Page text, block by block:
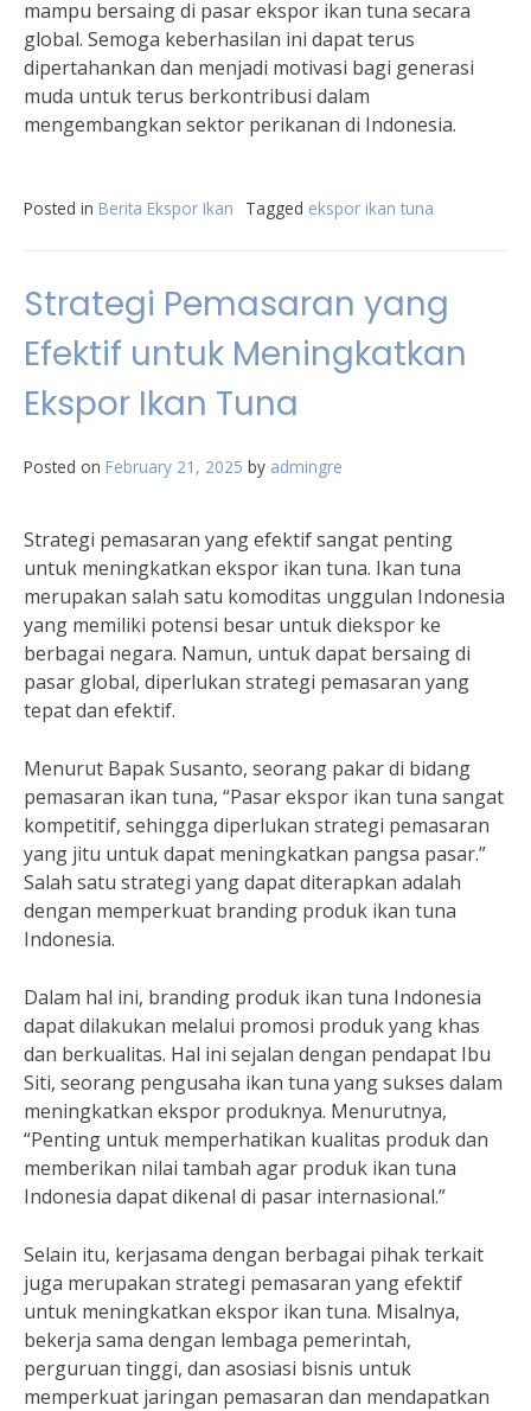
mampu bersaing di pasar ekspor ikan tuna secara
global. Semoga keberhasilan ini dapat terus
dipertahankan dan menjadi motivasi bagi generasi
muda untuk terus berkontribusi dalam
mengembangkan sektor perikanan di Indonesia.
Posted in Berita Ekspor Ikan Tagged ekspor ikan tuna
Strategi Pemasaran yang
Efektif untuk Meningkatkan
Ekspor Ikan Tuna
Posted on February 21, 2025 by admingre
Strategi pemasaran yang efektif sangat penting
untuk meningkatkan ekspor ikan tuna. Ikan tuna
merupakan salah satu komoditas unggulan Indonesia
yang memiliki potensi besar untuk diekspor ke
berbagai negara. Namun, untuk dapat bersaing di
pasar global, diperlukan strategi pemasaran yang
tepat dan efektif.
Menurut Bapak Susanto, seorang pakar di bidang
pemasaran ikan tuna, “Pasar ekspor ikan tuna sangat
kompetitif, sehingga diperlukan strategi pemasaran
yang jitu untuk dapat meningkatkan pangsa pasar.”
Salah satu strategi yang dapat diterapkan adalah
dengan memperkuat branding produk ikan tuna
Indonesia.
Dalam hal ini, branding produk ikan tuna Indonesia
dapat dilakukan melalui promosi produk yang khas
dan berkualitas. Hal ini sejalan dengan pendapat Ibu
Siti, seorang pengusaha ikan tuna yang sukses dalam
meningkatkan ekspor produknya. Menurutnya,
“Penting untuk memperhatikan kualitas produk dan
memberikan nilai tambah agar produk ikan tuna
Indonesia dapat dikenal di pasar internasional.”
Selain itu, kerjasama dengan berbagai pihak terkait
juga merupakan strategi pemasaran yang efektif
untuk meningkatkan ekspor ikan tuna. Misalnya,
bekerja sama dengan lembaga pemerintah,
perguruan tinggi, dan asosiasi bisnis untuk
memperkuat jaringan pemasaran dan mendapatkan